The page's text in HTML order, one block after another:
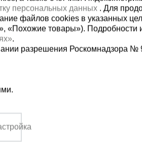
14:00 Вс. выходной
персональных данных . Для
файлов cookies в указанных
«Похожие товары»). Подробности
.
разрешения Роскомнадзора №